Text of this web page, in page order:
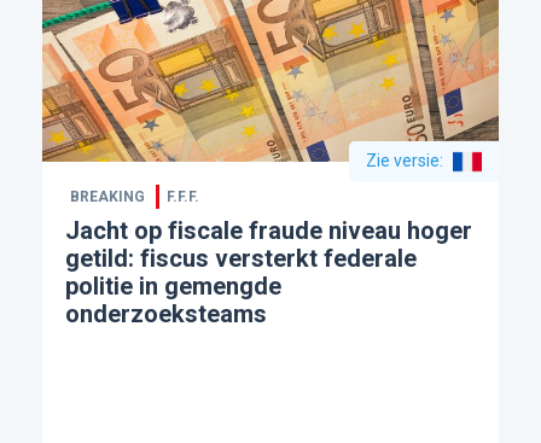
Zie versie:
BREAKING F.F.F.
Jacht op fiscale fraude niveau hoger
getild: fiscus versterkt federale
politie in gemengde
onderzoeksteams